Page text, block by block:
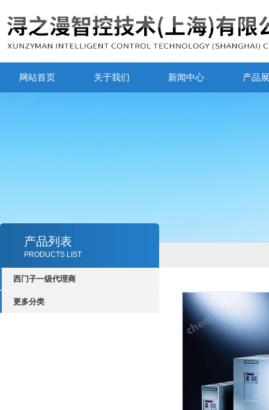
网站首页 关于我们 新闻中心 产品
产品列表
PRODUCTS LIST
西门子一级代理商
更多分类